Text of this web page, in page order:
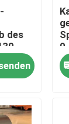
des